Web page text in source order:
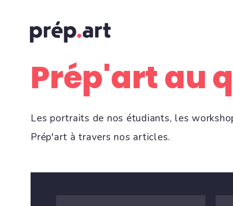
Prép'art au
Les portraits de nos étudiants, les
Prép'art à travers nos articles.